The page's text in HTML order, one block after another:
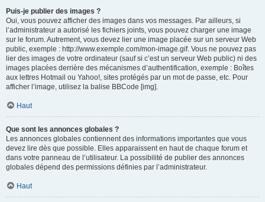
Puis-je publier des images ?
Oui, vous pouvez afficher des images dans vos messages. Par ailleurs, si
l’administrateur a autorisé les fichiers joints, vous pouvez charger une image
sur le forum. Autrement, vous devez lier une image placée sur un serveur Web
public, exemple : http://www.exemple.com/mon-image.gif. Vous ne pouvez pas
lier des images de votre ordinateur (sauf si c’est un serveur Web public) ni des
images placées derrière des mécanismes d’authentification, exemple : Boîtes
aux lettres Hotmail ou Yahoo!, sites protégés par un mot de passe, etc. Pour
afficher l’image, utilisez la balise BBCode [img].
Haut
Que sont les annonces globales ?
Les annonces globales contiennent des informations importantes que vous
devez lire dès que possible. Elles apparaissent en haut de chaque forum et
dans votre panneau de l’utilisateur. La possibilité de publier des annonces
globales dépend des permissions définies par l’administrateur.
Haut